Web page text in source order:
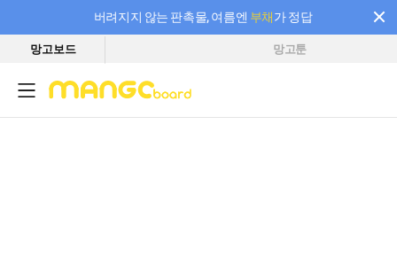
버려지지 않는 판촉물, 여름엔 부채가 정답
필요한 만큼 충전하고 끊김 없이 작업하세요! 새로워진 AI 부스터 요금제
망고보드 망고툰